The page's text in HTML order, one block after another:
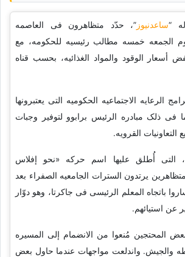
“ساعدنیوز ”، حدّد متظاهرون فی العاصمه
یوم الجمعه خمسه مطالب رئیسیه للحکومه، مع
الوقود والمواد الغذائیه، بحسب قناه
الرعایه الاجتماعیه الحکومیه التی یعتبرونها
فی ذلک مبادره الرئیس برابوو لتوفیر وجبات
التعاونیات القرویه.
التی أُطلق علیها اسم حرکه «نحو إفلاس
یرتدون السترات الجامعیه الصفراء بعد
باتجاه المعلم الرئیسی فی جاکرتا، وهو دوّار
عن استیائهم.
المحتجین مُنعوا من الانضمام إلى المسیره
والجیش. واندلعت مواجهات عندما حاول بعض